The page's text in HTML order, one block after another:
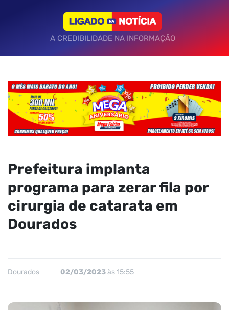
A CREDIBILIDADE NA INFORMAÇÃO
Prefeitura implanta
programa para zerar fila por
cirurgia de catarata em
Dourados
Dourados 02/03/2023às 15:55